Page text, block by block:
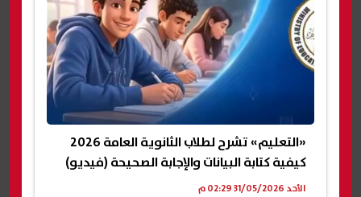
«التعليم» تشرح لطلاب الثانوية العامة 2026
كيفية كتابة البيانات والإجابة الصحيحة (فيديو)
الأحد 31/05/2026 02:29 م